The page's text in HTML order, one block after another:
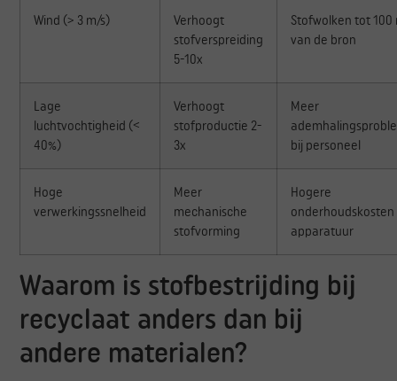
Wind (> 3 m/s)
Verhoogt
stofverspreiding
5-10x
Stofwolken tot 100
van de bron
Lage
luchtvochtigheid (<
40%)
Verhoogt
stofproductie 2-
3x
Meer
bij personeel
Hoge
verwerkingssnelheid
Meer
mechanische
stofvorming
Hogere
apparatuur
Waarom is stofbestrijding bij
recyclaat anders dan bij
andere materialen?